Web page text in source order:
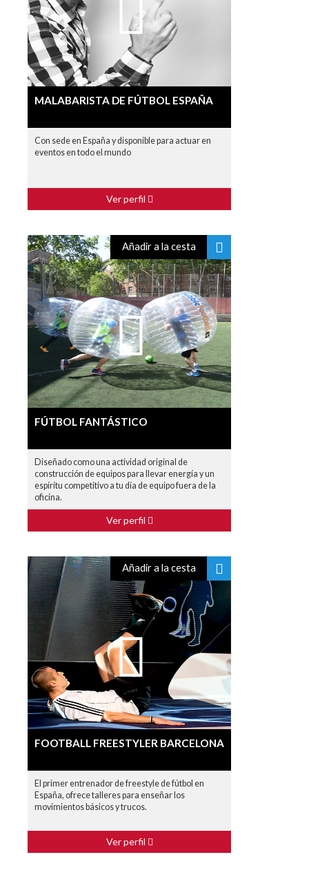
MALABARISTA DE FÚTBOL ESPAÑA
Con sede en España y disponible para actuar en
eventos en todo el mundo
Ver perfil
Añadir a la cesta
FÚTBOL FANTÁSTICO
Diseñado como una actividad original de
construcción de equipos para llevar energía y un
espíritu competitivo a tu día de equipo fuera de la
oficina.
Ver perfil
Añadir a la cesta
FOOTBALL FREESTYLER BARCELONA
El primer entrenador de freestyle de fútbol en
España, ofrece talleres para enseñar los
movimientos básicos y trucos.
Ver perfil